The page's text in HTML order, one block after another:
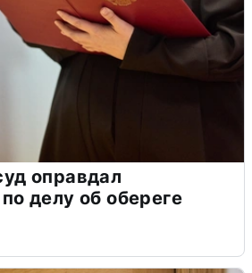
оправдал
делу об обереге